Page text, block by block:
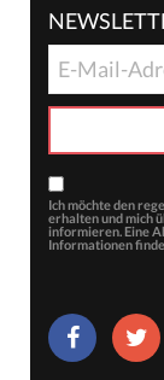
Ich möchte den
erhalten und mich
informieren. Eine
Informationen